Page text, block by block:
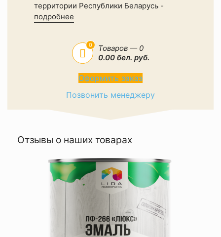
территории Республики Беларусь -
подробнее
0
Товаров — 0
0.00 бел. руб.
Оформить заказ
Позвонить менеджеру
Отзывы о наших товарах